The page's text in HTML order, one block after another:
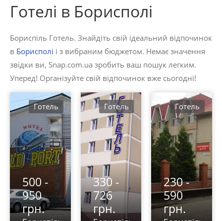
Готелі в Борисполі
Бориспіль Готель. Знайдіть свій ідеальний відпочинок
в Борисполі і з вибраним бюджетом. Немає значення
звідки ви, Snap.com.ua зробить ваш пошук легким.
Уперед! Організуйте свій відпочинок вже сьогодні!
500 -
950
грн.
Готель
330 -
726
грн.
Готель
230 -
590
грн.
Готель